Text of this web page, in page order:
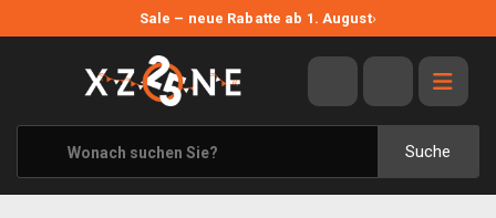
Sale – neue Rabatte ab 1. August›
Suche
ANGEBOTE
ALLE MARKEN
XZONE ORIGINALS
KLEIDUNG & ACCESSOIRES